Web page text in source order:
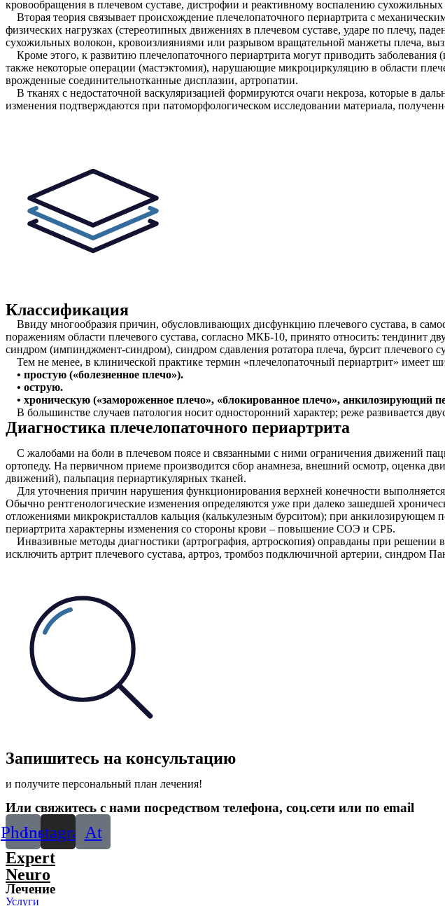
кровообращения в плечевом суставе, дистрофии и реактивному воспалению сухожильных
Вторая теория связывает происхождение плечелопаточного периартрита с
физических нагрузках (стереотипных движениях в плечевом суставе, ударе по плечу,
сухожильных волокон, кровоизлияниями или разрывом вращательной манжеты плеча,
Кроме этого, к развитию плечелопаточного периартрита могут приводить
также некоторые операции (мастэктомия), нарушающие микроциркуляцию в области
врожденные соединительнотканные дисплазии, артропатии.
В тканях с недостаточной васкуляризацией формируются очаги некроза, которые в
изменения подтверждаются при патоморфологическом исследовании материала,
Классификация
Ввиду многообразия причин, обусловливающих дисфункцию плечевого сустава, в
поражениям области плечевого сустава, согласно МКБ-10, принято относить:
синдром (импинджмент-синдром), синдром сдaвления ротaторa плеча, бурсит плечевого
Тем не менее, в клинической практике термин «плечелопаточный периартрит» имеет
• простую («болезненное плечо»).
• острую.
• хроническую («замороженное плечо», «блокированное плечо», анкилозирующий
В большинстве случаев патология носит односторонний характер; реже развивается
Диагностика плечелопаточного периартрита
С жалобами на боли в плечевом поясе и связанными с ними ограничения движений
ортопеду. На первичном приеме производится сбор анамнеза, внешний осмотр, оценка
движений), пальпация периартикулярных тканей.
Для уточнения причин нарушения функционирования верхней конечности
Обычно рентгенологические изменения определяются уже при далеко зашедшей
отложениями микрокристаллов кальция (калькулезным бурситом); при анкилозирующем
периартрита характерны изменения со стороны крови – повышение СОЭ и СРБ.
Инвазивные методы диагностики (артрография, артроскопия) оправданы при решении
исключить артрит плечевого сустава, артроз, тромбоз подключичной артерии, синдром
Запишитесь на консультацию
и получите персональный план лечения!
Или свяжитесь с нами посредством телефона, соц.сети или по email
PhoneInstagramAt
Expert
Neuro
Лечение
Услуги